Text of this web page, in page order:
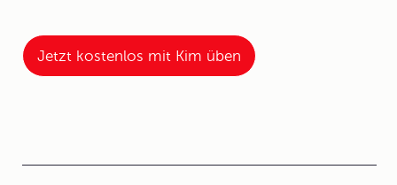
Jetzt kostenlos mit Kim üben